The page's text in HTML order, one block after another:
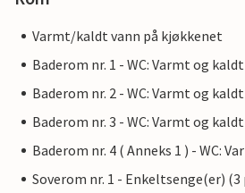
Varmt/kaldt vann på kjøkkenet
Baderom nr. 1 - WC: Varmt og
Baderom nr. 2 - WC: Varmt og
Baderom nr. 3 - WC: Varmt og
Baderom nr. 4 ( Anneks 1 ) - WC:
Soverom nr. 1 - Enkeltsenge(er) (3